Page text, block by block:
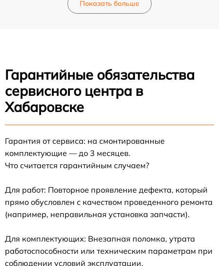
Показать больше
Гарантийные обязательства
сервисного центра в
Хабаровске
Гарантия от сервиса: на смонтированные
комплектующие — до 3 месяцев.
Что считается гарантийным случаем?
Для работ: Повторное проявление дефекта, который
прямо обусловлен с качеством проведенного ремонта
(например, неправильная установка запчасти).
Для комплектующих: Внезапная поломка, утрата
работоспособности или техническим параметрам при
соблюдении условий эксплуатации.